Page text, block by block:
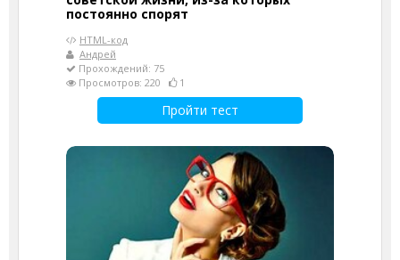
постоянно спорят
HTML-код
Андрей
Прохождений: 75
Просмотров: 220
1
Пройти тест